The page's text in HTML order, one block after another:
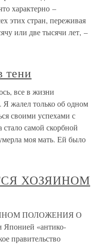
характерно –
этих стран, переживая
или две тысячи лет, –
тени
все в жизни
Я жалел только об одном
своими успехами с
стало самой скорбной
моя мать. Ей было
ХОЗЯИНОМ
ПОЛОЖЕНИЯ О
Японией «антико-
правительство